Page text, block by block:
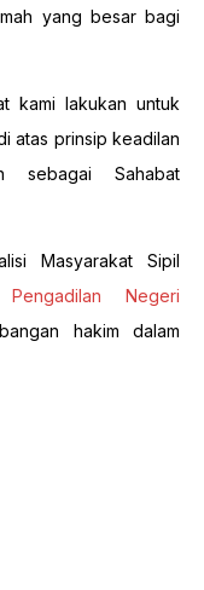
yang besar bagi
kami lakukan untuk
atas prinsip keadilan
sebagai Sahabat
Masyarakat Sipil
Pengadilan Negeri
hakim dalam